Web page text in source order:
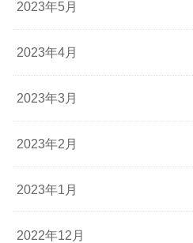
2023年5月
2023年4月
2023年3月
2023年2月
2023年1月
2022年12月